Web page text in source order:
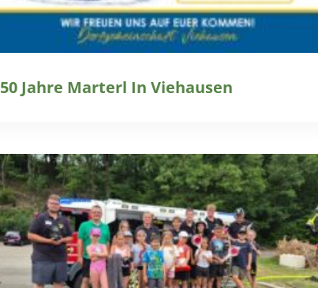
50 Jahre Marterl In Viehausen